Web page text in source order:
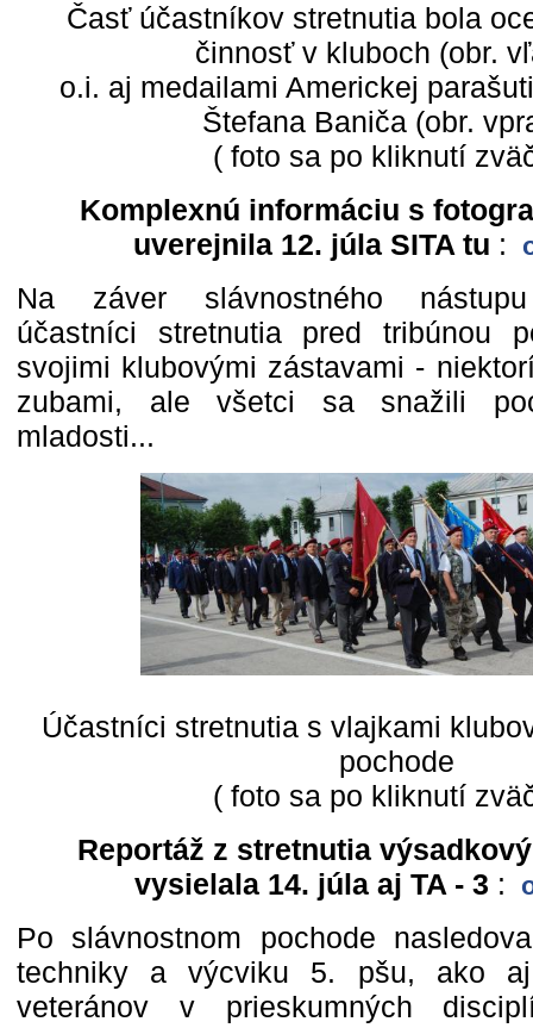
Časť účastníkov stretnutia bola
činnosť v kluboch (obr.
o.i. aj medailami Americkej
Štefana Baniča (obr.
( foto sa po kliknutí
Komplexnú informáciu s
uverejnila 12. júla SITA tu :
Na záver slávnostného nástupu
účastníci stretnutia pred tribúnou
svojimi klubovými zástavami -
zubami, ale všetci sa snažili
mladosti...
Účastníci stretnutia s vlajkami
pochode
( foto sa po kliknutí
Reportáž z stretnutia
vysielala 14. júla aj TA - 3 :
Po slávnostnom pochode
techniky a výcviku 5. pšu, ako
veteránov v prieskumných